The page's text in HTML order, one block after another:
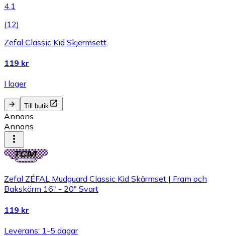
4.1
(12)
Zefal Classic Kid Skjermsett
119 kr
I lager
Till butik
Annons
Annons
Zefal ZÉFAL Mudguard Classic Kid Skärmset | Fram och
Bakskärm 16" - 20" Svart
119 kr
Leverans: 1-5 dagar